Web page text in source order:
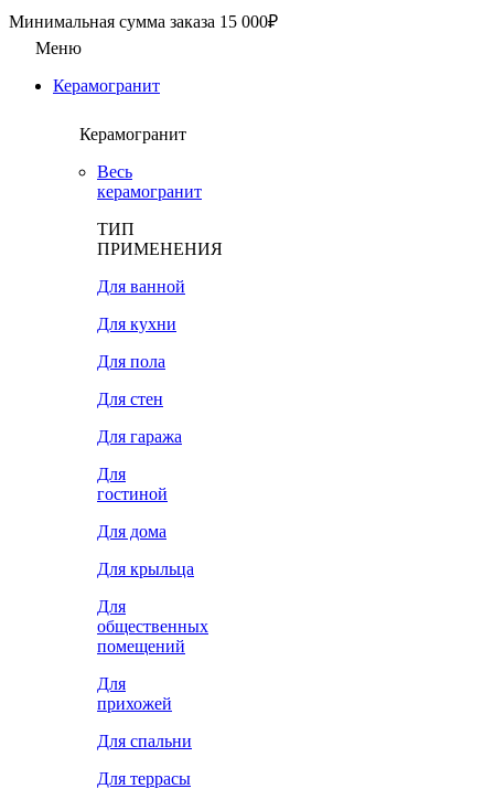
Минимальная сумма заказа 15 000₽
Меню
Керамогранит
Керамогранит
Весь
керамогранит
ТИП
ПРИМЕНЕНИЯ
Для ванной
Для кухни
Для пола
Для стен
Для гаража
Для
гостиной
Для дома
Для крыльца
Для
общественных
помещений
Для
прихожей
Для спальни
Для террасы